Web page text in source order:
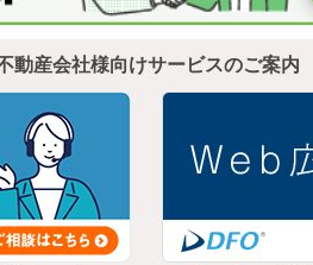
動産会社様向けサービスのご案内